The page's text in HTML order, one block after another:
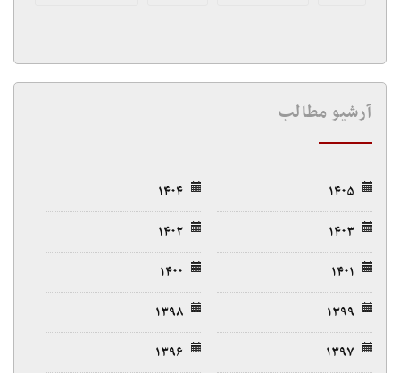
آرشیو مطالب
۱۴۰۵
۱۴۰۴
۱۴۰۳
۱۴۰۲
۱۴۰۱
۱۴۰۰
۱۳۹۹
۱۳۹۸
۱۳۹۷
۱۳۹۶